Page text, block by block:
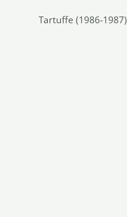
Tartuffe (1986-1987)